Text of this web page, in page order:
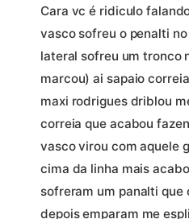
Cara vc é ridiculo
vasco sofreu o penalti
lateral sofreu um tronco
marcou) ai sapaio
maxi rodrigues driblou
correia que acabou
vasco virou com aquele
cima da linha mais
sofreram um panalti que
depois emparam me